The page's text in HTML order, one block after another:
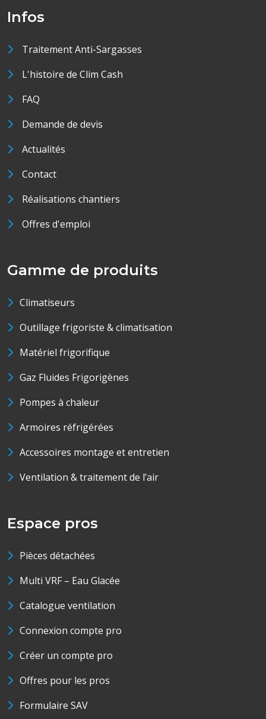
Infos
Traitement Anti-Sargasses
L'histoire de Clim Cash
FAQ
Demande de devis
Actualités
Contact
Réalisations chantiers
Offres d'emploi
Gamme de produits
Climatiseurs
Outillage frigoriste & climatisation
Matériel frigorifique
Gaz Fluides Frigorigènes
Pompes à chaleur
Armoires réfrigérées
Accessoires montage et entretien
Ventilation & traitement de l’air
Espace pros
Pièces détachées
Multi VRF – Eau Glacée
Catalogue ventilation
Connexion compte pro
Créer un compte pro
Offres pour les pros
Formulaire SAV